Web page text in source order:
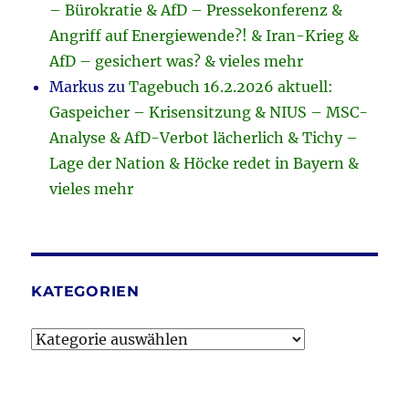
– Bürokratie & AfD – Pressekonferenz &
Angriff auf Energiewende?! & Iran-Krieg &
AfD – gesichert was? & vieles mehr
Markus zuTagebuch 16.2.2026 aktuell:
Gaspeicher – Krisensitzung & NIUS – MSC-
Analyse & AfD-Verbot lächerlich & Tichy –
Lage der Nation & Höcke redet in Bayern &
vieles mehr
KATEGORIEN
Kategorien